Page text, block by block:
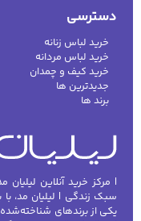
کتان برای
ساختن یک
در دسته پوشاک
لباس مردانه را
کاربرد بررسی
شلوار جین،
هودی، سویشرت،
راحتی از
دسترسی
خرید لباس زنانه
خرید لباس مردانه
خرید کیف و چمدان
جدیدترین ها
برند ها
| مرکز خرید آنلاین
یکی از برندهای